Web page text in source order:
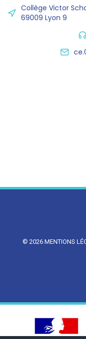
Collège Victor
69009 Lyon 9
© 2026 MENTIONS